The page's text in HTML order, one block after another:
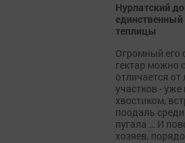
Нурлатский
единственный
теплицы
Огромный его
гектар можно
отличается
участков -
хвостиком,
поодаль
пугала … И
хозяев,